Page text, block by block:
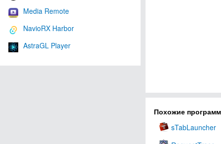
Media Remote
NavioRX Harbor
AstraGL Player
Похожие
sTabLauncher